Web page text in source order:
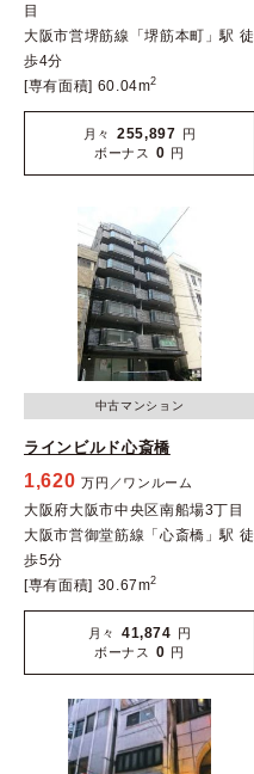
目
大阪市営堺筋線「堺筋本町」駅 徒
歩4分
[専有面積] 60.04m2
月々 255,897 円
ボーナス
0 円
中古マンション
ラインビルド心斎橋
1,620 万円／ワンルーム
大阪府大阪市中央区南船場3丁目
大阪市営御堂筋線「心斎橋」駅 徒
歩5分
[専有面積] 30.67m2
月々 41,874 円
ボーナス
0 円